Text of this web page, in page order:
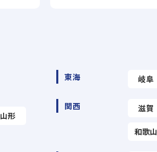
山形
東海 岐阜
関西 滋賀
和歌山